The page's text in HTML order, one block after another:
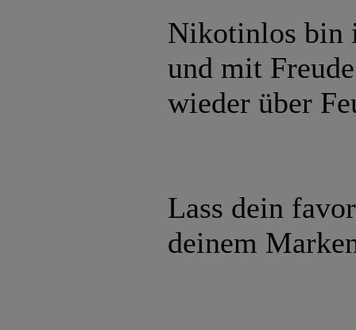
Nikotinlos bin
und mit
wieder über
Lass dein
deinem